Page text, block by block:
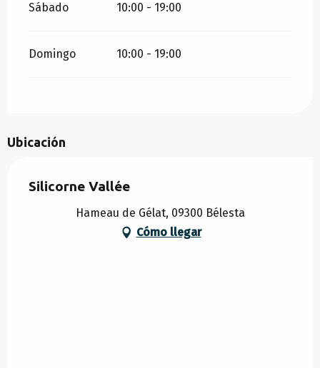
Sábado 10:00 - 19:00
Domingo 10:00 - 19:00
Ubicación
Silicorne Vallée
Hameau de Gélat, 09300 Bélesta
Cómo llegar